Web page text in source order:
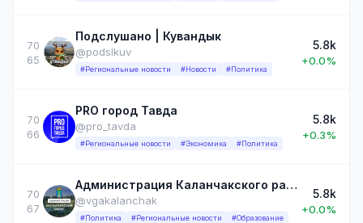
70
65
Подслушано | Кувандык
@podslkuv
#Региональные новости #Новости #Политика
5.8k
+0.0%
70
66
PRO город Тавда
@pro_tavda
#Региональные новости #Экономика #Политика
5.8k
+0.3%
70
67
Администрация Каланчакского района🇷🇺
@vgakalanchak
#Политика #Региональные новости #Образование
5.8k
+0.0%